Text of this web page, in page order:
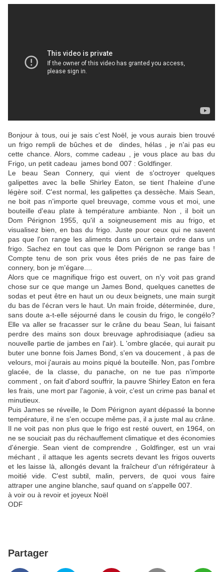
Bonjour à tous, oui je sais c'est Noël, je vous aurais bien trouvé
un frigo rempli de bûches et de dindes, hélas , je n'ai pas eu
cette chance. Alors, comme cadeau , je vous place au bas du
Frigo, un petit cadeau james bond 007 : Goldfinger.
Le beau Sean Connery, qui vient de s'octroyer quelques
galipettes avec la belle Shirley Eaton, se tient l'haleine d'une
légère soif. C'est normal, les galipettes ça dessèche. Mais Sean,
ne boit pas n'importe quel breuvage, comme vous et moi, une
bouteille d'eau plate à température ambiante. Non , il boit un
Dom Pérignon 1955, qu'il a soigneusement mis au frigo, et
visualisez bien, en bas du frigo. Juste pour ceux qui ne savent
pas que l'on range les aliments dans un certain ordre dans un
frigo. Sachez en tout cas que le Dom Pérignon se range bas !
Compte tenu de son prix vous êtes priés de ne pas faire de
connery, bon je m'égare....
Alors que ce magnifique frigo est ouvert, on n'y voit pas grand
chose sur ce que mange un James Bond, quelques canettes de
sodas et peut être en haut un ou deux beignets, une main surgit
du bas de l'écran vers le haut. Un main froide, déterminée, dure,
sans doute a-t-elle séjourné dans le cousin du frigo, le congélo?
Elle va aller se fracasser sur le crâne du beau Sean, lui faisant
perdre des mains son doux breuvage aphrodisiaque (adieu sa
nouvelle partie de jambes en l'air). L 'ombre glacée, qui aurait pu
buter une bonne fois James Bond, s'en va doucement , à pas de
velours, moi j'aurais au moins piqué la bouteille. Non, pas l'ombre
glacée, de la classe, du panache, on ne tue pas n'importe
comment , on fait d'abord souffrir, la pauvre Shirley Eaton en fera
les frais, une mort par l'agonie, à voir, c'est un crime pas banal et
minutieux.
Puis James se réveille, le Dom Pérignon ayant dépassé la bonne
température, il ne s'en occupe même pas, il a juste mal au crâne.
Il ne voit pas non plus que le frigo est resté ouvert, en 1964, on
ne se souciait pas du réchauffement climatique et des économies
d'énergie. Sean vient de comprendre , Goldfinger, est un vrai
méchant , il attaque les agents secrets devant les frigos ouverts
et les laisse là, allongés devant la fraîcheur d'un réfrigérateur à
moitié vide. C'est subtil, malin, pervers, de quoi vous faire
attraper une angine blanche, sauf quand on s'appelle 007.
à voir ou à revoir et joyeux Noël
ODF
Partager